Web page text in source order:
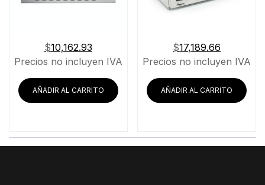
$10,162.93
Precios no incluyen IVA
AÑADIR AL CARRITO
$17,189.66
Precios no incluyen IVA
AÑADIR AL CARRITO